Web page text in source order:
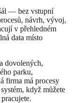
— bez vstupní
návrh, vývoj,
v přehledném
data místo
dovolených,
parku,
firma má procesy
když můžete